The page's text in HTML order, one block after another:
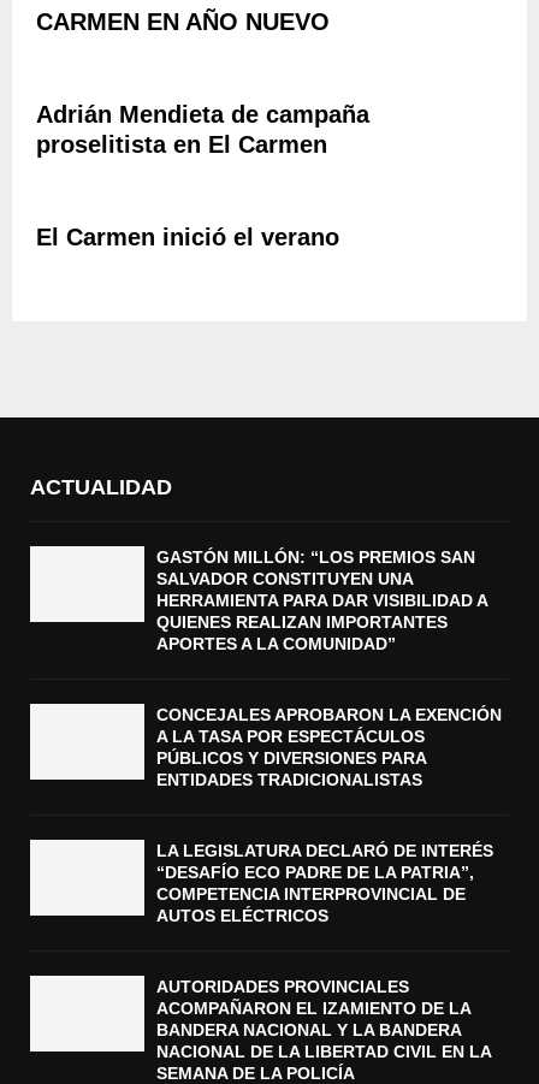
CARMEN EN AÑO NUEVO
Adrián Mendieta de campaña
proselitista en El Carmen
El Carmen inició el verano
ACTUALIDAD
GASTÓN MILLÓN: “LOS PREMIOS SAN
SALVADOR CONSTITUYEN UNA
HERRAMIENTA PARA DAR VISIBILIDAD A
QUIENES REALIZAN IMPORTANTES
APORTES A LA COMUNIDAD”
CONCEJALES APROBARON LA EXENCIÓN
A LA TASA POR ESPECTÁCULOS
PÚBLICOS Y DIVERSIONES PARA
ENTIDADES TRADICIONALISTAS
LA LEGISLATURA DECLARÓ DE INTERÉS
“DESAFÍO ECO PADRE DE LA PATRIA”,
COMPETENCIA INTERPROVINCIAL DE
AUTOS ELÉCTRICOS
AUTORIDADES PROVINCIALES
ACOMPAÑARON EL IZAMIENTO DE LA
BANDERA NACIONAL Y LA BANDERA
NACIONAL DE LA LIBERTAD CIVIL EN LA
SEMANA DE LA POLICÍA